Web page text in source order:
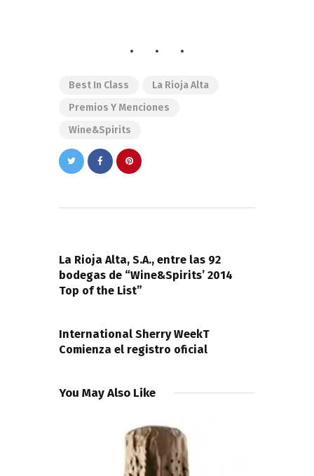
Best In Class
La Rioja Alta
Premios Y Menciones
Wine&Spirits
entradas
La Rioja Alta, S.A., entre las 92
bodegas de “Wine&Spirits’ 2014
Top of the List”
International Sherry WeekT
Comienza el registro oficial
You May Also Like